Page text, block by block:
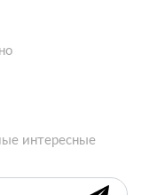
интересные